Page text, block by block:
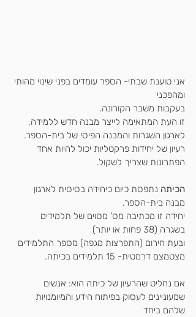
אני טוענת שבתי- הספר עומדים בפני שינוי מהותי
ומהפכני
בעקבות משבר הקורונה.
זו העת המתאימה לייצר מבנה חדש ללמידה,
לארגון השגרות והמבנה הפיסי של בית-הספר.
רעיון של יחידות פרקטליות יכול להיות אחד
הפתרונות שצריך לשקול.
הכיתה נתפסת כיום כיחידה בסיסית לארגון
מבנה בית-הספר.
יחידה זו מכתיבה מס' מסוים של תלמידים
בשגרה (38 פחות או יותר)
ובעת חירום (התפרצות מגפה) מספר התלמידים
מצטמצם דרמטית- 15 תלמידים בכיתה.
אם נחליט שהרעיון של כיתה הוא: אנשים
שמעוניינים לעסוק בפיתוח הידע והמיומנויות
שלהם ביחד